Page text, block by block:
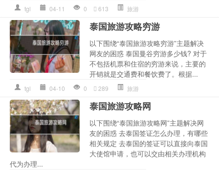
tgl 04-11 0 613 旅游
泰国旅游攻略穷游
以下围绕“泰国旅游攻略穷游”主题解决
网友的困惑 泰国曼谷穷游多少钱? 对于
不包括机票和住宿的穷游来说，主要的
开销就是交通费和餐饮费了。根据...
tgl 04-10 0 289 旅游
泰国旅游攻略网
以下围绕“泰国旅游攻略网”主题解决网
友的困惑 去泰国签证怎么办理，有哪些
相关规定 去泰国的签证可以直接向泰国
大使馆申请，也可以交由相关办理机构
代为办理...